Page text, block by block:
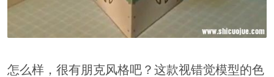
怎么样，很有朋克风格吧？这款视错觉模型的色